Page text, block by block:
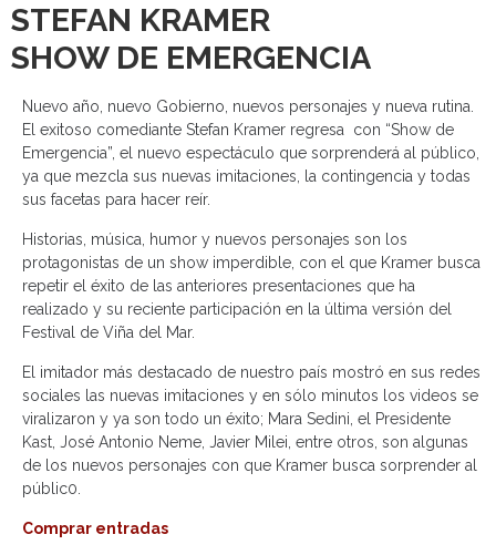
STEFAN KRAMER
SHOW DE EMERGENCIA
Nuevo año, nuevo Gobierno, nuevos personajes y nueva rutina.
El exitoso comediante Stefan Kramer regresa con “Show de
Emergencia”, el nuevo espectáculo que sorprenderá al público,
ya que mezcla sus nuevas imitaciones, la contingencia y todas
sus facetas para hacer reír.
Historias, música, humor y nuevos personajes son los
protagonistas de un show imperdible, con el que Kramer busca
repetir el éxito de las anteriores presentaciones que ha
realizado y su reciente participación en la última versión del
Festival de Viña del Mar.
El imitador más destacado de nuestro país mostró en sus redes
sociales las nuevas imitaciones y en sólo minutos los videos se
viralizaron y ya son todo un éxito; Mara Sedini, el Presidente
Kast, José Antonio Neme, Javier Milei, entre otros, son algunas
de los nuevos personajes con que Kramer busca sorprender al
públic0.
Comprar entradas